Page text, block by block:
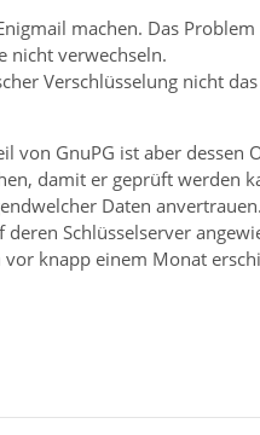
machen. Das
nicht verwechseln.
Verschlüsselung nicht
von GnuPG ist aber dessen
damit er geprüft werden
Daten anvertrauen.
Schlüsselserver
knapp einem Monat